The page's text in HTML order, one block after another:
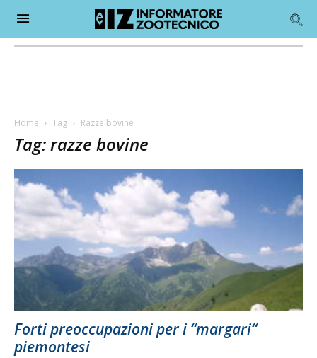
Home Tag Razze bovine
Tag: razze bovine
Forti preoccupazioni per i “margari“
piemontesi